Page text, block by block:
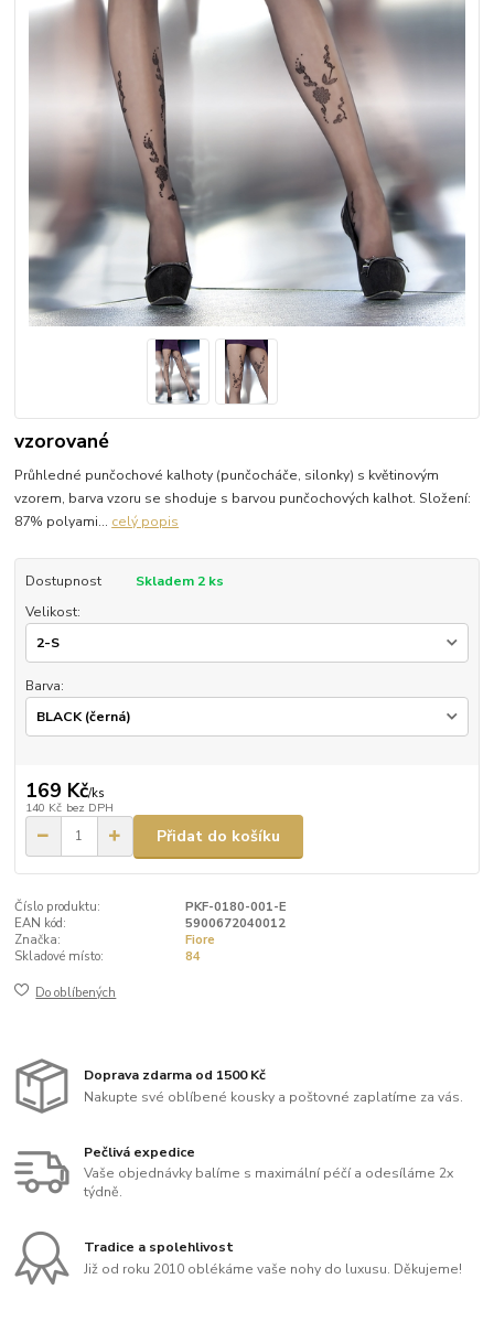
vzorované
Průhledné punčochové kalhoty (punčocháče, silonky) s květinovým
vzorem, barva vzoru se shoduje s barvou punčochových kalhot. Složení:
87% polyami... celý popis
Dostupnost
Skladem 2 ks
Velikost:
Barva:
169 Kč/ks
140 Kč bez DPH
Přidat do košíku
Číslo produktu:
PKF-0180-001-E
EAN kód:
5900672040012
Značka:
Fiore
Skladové místo:
84
Do oblíbených
Doprava zdarma od 1500 Kč
Nakupte své oblíbené kousky a poštovné zaplatíme za vás.
Pečlivá expedice
Vaše objednávky balíme s maximální péčí a odesíláme 2x
týdně.
Tradice a spolehlivost
Již od roku 2010 oblékáme vaše nohy do luxusu. Děkujeme!